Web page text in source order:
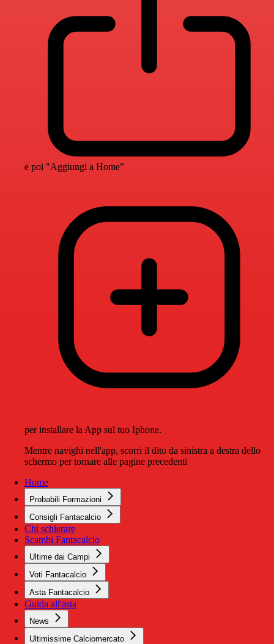
e poi "Aggiungi a Home"
per installare la App sul tuo Iphone.
Mentre navighi nell'app, scorri il dito da sinistra a destra dello
schermo per tornare alle pagine precedenti
Home
Probabili Formazioni
Consigli Fantacalcio
Chi schierare
Scambi Fantacalcio
Ultime dai Campi
Voti Fantacalcio
Asta Fantacalcio
Guida all'asta
News
Ultimissime Calciomercato